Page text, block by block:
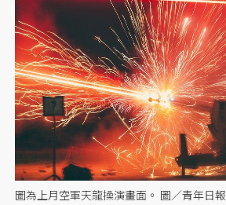
圖為上月空軍天龍操演畫面。 圖／青年日報